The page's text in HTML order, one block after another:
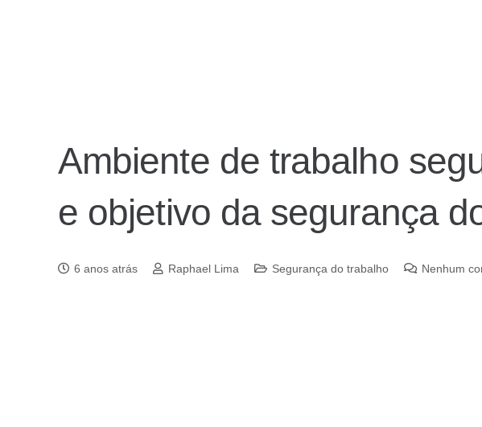
Ambiente de trabalho
e objetivo da segurança
6 anos atrás Raphael Lima Segurança do trabalho Nenhum